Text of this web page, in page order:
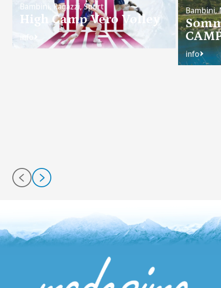
Bambini, Ragazzi, Sport
High Camp Vero Volley
Bambini,
info